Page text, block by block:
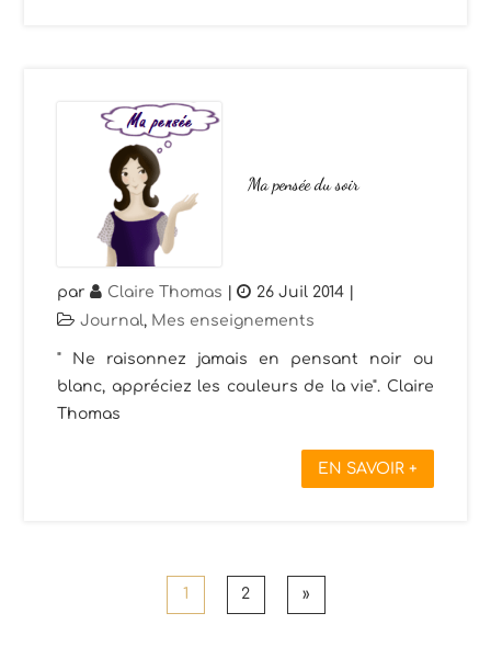
Ma pensée du soir
par Claire Thomas | 26 Juil 2014
Journal, Mes enseignements
" Ne raisonnez jamais en pensant noir ou
blanc, appréciez les couleurs de la vie". Claire
Thomas
EN SAVOIR +
1 2 »